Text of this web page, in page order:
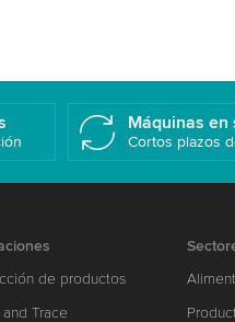
Máquinas en
Cortos plazos
de productos
Trace